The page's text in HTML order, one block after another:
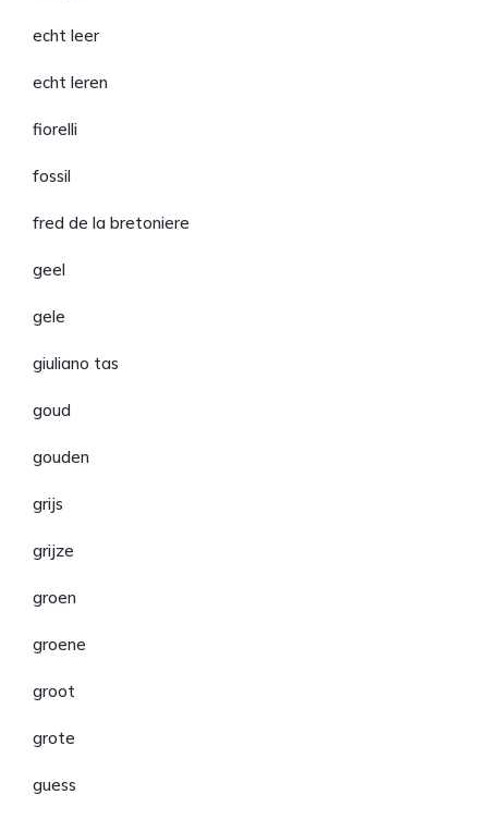
echt leer
echt leren
fiorelli
fossil
fred de la bretoniere
geel
gele
giuliano tas
goud
gouden
grijs
grijze
groen
groene
groot
grote
guess